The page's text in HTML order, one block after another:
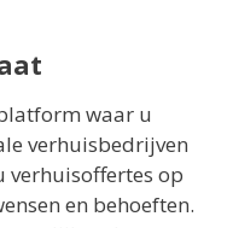
waar u
verhuisbedrijven
verhuisoffertes op
en behoeften.